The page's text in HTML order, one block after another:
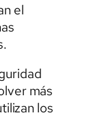
el
más
los